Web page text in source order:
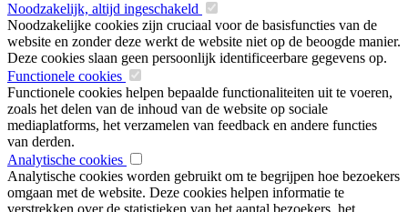
Noodzakelijk, altijd ingeschakeld
Noodzakelijke cookies zijn cruciaal voor de basisfuncties van de
website en zonder deze werkt de website niet op de beoogde manier.
Deze cookies slaan geen persoonlijk identificeerbare gegevens op.
Functionele cookies
Functionele cookies helpen bepaalde functionaliteiten uit te voeren,
zoals het delen van de inhoud van de website op sociale
mediaplatforms, het verzamelen van feedback en andere functies
van derden.
Analytische cookies
Analytische cookies worden gebruikt om te begrijpen hoe bezoekers
omgaan met de website. Deze cookies helpen informatie te